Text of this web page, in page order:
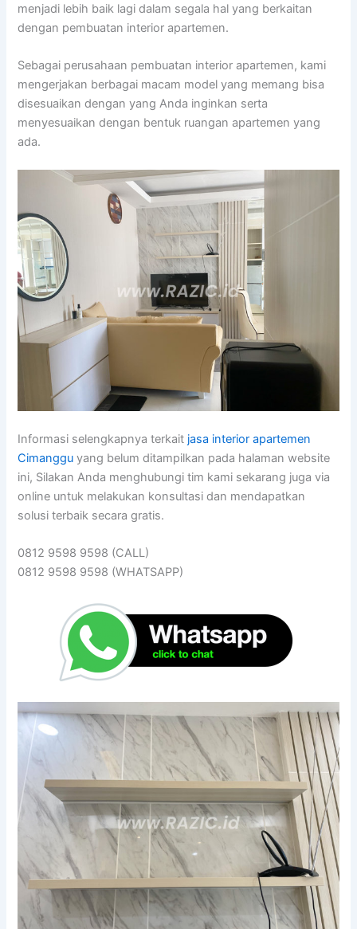
menjadi lebih baik lagi dalam segala hal yang berkaitan
dengan pembuatan interior apartemen.
Sebagai perusahaan pembuatan interior apartemen, kami
mengerjakan berbagai macam model yang memang bisa
disesuaikan dengan yang Anda inginkan serta
menyesuaikan dengan bentuk ruangan apartemen yang
ada.
Informasi selengkapnya terkait jasa interior apartemen
Cimanggu yang belum ditampilkan pada halaman website
ini, Silakan Anda menghubungi tim kami sekarang juga via
online untuk melakukan konsultasi dan mendapatkan
solusi terbaik secara gratis.
0812 9598 9598 (CALL)
0812 9598 9598 (WHATSAPP)